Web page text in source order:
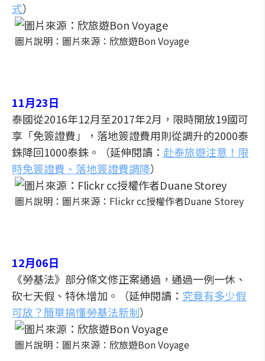
式）
圖片說明：圖片來源：欣旅遊Bon Voyage
11月23日
泰國從2016年12月至2017年2月，限時開放19國可
享「免簽證費」，落地簽證費用則從調升的2000泰
銖降回1000泰銖。（延伸閱讀： 赴泰旅遊注意！限
時免簽證費、落地簽證費調降）
圖片說明：圖片來源：Flickr cc授權作者Duane Storey
12月06日
《勞基法》部分條文修正案通過，通過一例一休、
砍七天假、特休增加。（延伸閱讀： 究竟有多少假
可放？簡單搞懂勞基法新制）
圖片說明：圖片來源：欣旅遊Bon Voyage